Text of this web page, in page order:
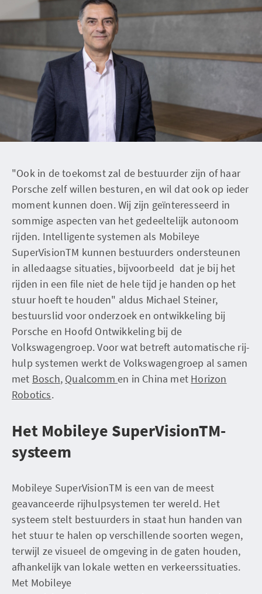
"Ook in de toekomst zal de bestuurder zijn of haar
Porsche zelf willen besturen, en wil dat ook op ieder
moment kunnen doen. Wij zijn geïnteresseerd in
sommige aspecten van het gedeeltelijk autonoom
rijden. Intelligente systemen als Mobileye
SuperVisionTM kunnen bestuurders ondersteunen
in alledaagse situaties, bijvoorbeeld dat je bij het
rijden in een file niet de hele tijd je handen op het
stuur hoeft te houden" aldus Michael Steiner,
bestuurslid voor onderzoek en ontwikkeling bij
Porsche en Hoofd Ontwikkeling bij de
Volkswagengroep. Voor wat betreft automatische rij-
hulp systemen werkt de Volkswagengroep al samen
met Bosch, Qualcommen in China met Horizon
Robotics.
Het Mobileye SuperVisionTM-
systeem
Mobileye SuperVisionTM is een van de meest
geavanceerde rijhulpsystemen ter wereld. Het
systeem stelt bestuurders in staat hun handen van
het stuur te halen op verschillende soorten wegen,
terwijl ze visueel de omgeving in de gaten houden,
afhankelijk van lokale wetten en verkeerssituaties.
Met Mobileye